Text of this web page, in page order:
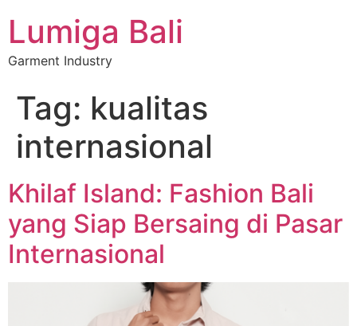
Lumiga Bali
Garment Industry
Tag: kualitas
internasional
Khilaf Island: Fashion Bali
yang Siap Bersaing di Pasar
Internasional